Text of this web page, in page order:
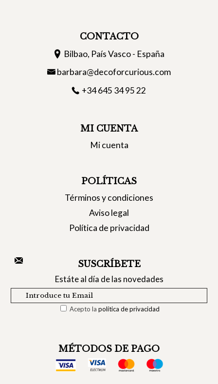
CONTACTO
Bilbao, País Vasco - España
barbara@decoforcurious.com
+34 645 34 95 22
MI CUENTA
Mi cuenta
POLÍTICAS
Términos y condiciones
Aviso legal
Política de privacidad
SUSCRÍBETE
Estáte al día de las novedades
Acepto la política de privacidad
MÉTODOS DE PAGO